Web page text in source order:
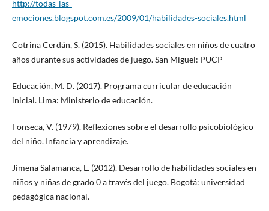
http://todas-las-
emociones.blogspot.com.es/2009/01/habilidades-sociales.html
Cotrina Cerdán, S. (2015). Habilidades sociales en niños de cuatro
años durante sus actividades de juego. San Miguel: PUCP
Educación, M. D. (2017). Programa curricular de educación
inicial. Lima: Ministerio de educación.
Fonseca, V. (1979). Reflexiones sobre el desarrollo psicobiológico
del niño. Infancia y aprendizaje.
Jimena Salamanca, L. (2012). Desarrollo de habilidades sociales en
niños y niñas de grado 0 a través del juego. Bogotá: universidad
pedagógica nacional.